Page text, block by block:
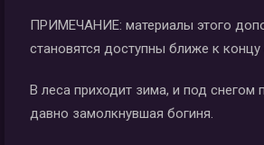
ПРИМЕЧАНИЕ: материалы этого
становятся доступны ближе к
В леса приходит зима, и под снегом
давно замолкнувшая богиня.